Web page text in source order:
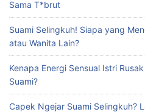
Sama T*brut
Suami Selingkuh! Siapa yang
atau Wanita Lain?
Kenapa Energi Sensual Istri
Suami?
Capek Ngejar Suami Selingkuh?